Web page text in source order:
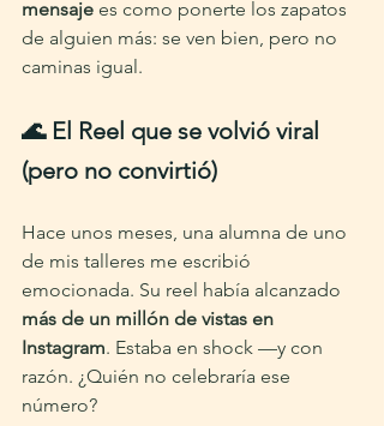
mensaje es como ponerte los zapatos
de alguien más: se ven bien, pero no
caminas igual.
🌊 El Reel que se volvió viral
(pero no convirtió)
Hace unos meses, una alumna de uno
de mis talleres me escribió
emocionada. Su reel había alcanzado
más de un millón de vistas en
Instagram. Estaba en shock —y con
razón. ¿Quién no celebraría ese
número?